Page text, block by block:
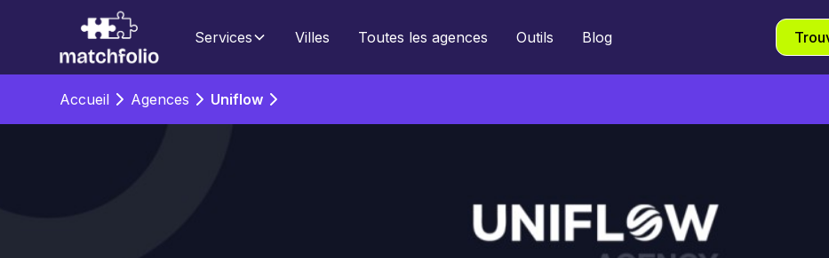
Services Villes Toutes les agences Outils Blog
Accueil Agences Uniflow